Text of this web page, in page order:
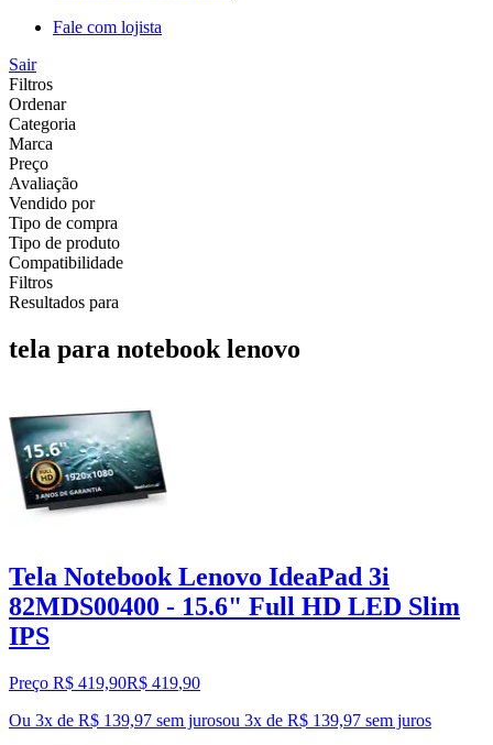
Fale com lojista
Sair
Filtros
Ordenar
Categoria
Marca
Preço
Avaliação
Vendido por
Tipo de compra
Tipo de produto
Compatibilidade
Filtros
Resultados para
tela para notebook lenovo
Tela Notebook Lenovo IdeaPad 3i
82MDS00400 - 15.6" Full HD LED Slim
IPS
Preço R$ 419,90R$ 419,90
Ou 3x de R$ 139,97 sem jurosou 3x de R$ 139,97 sem juros